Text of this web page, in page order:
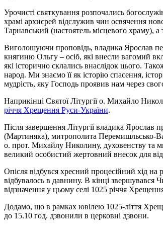
Урочисті святкування розпочались
храмі архиєрей відслужив чин освячення
Тарнавський (настоятель місцевого храму),
Виголошуючи проповідь, владика Ярослав
княгиню Ольгу – осіб, які внесли вагомий
які історично склались внаслідок цього.
народ. Ми знаємо її як історію спасення,
мудрість, яку Господь проявив нам через
Наприкінці Святої Літургії о. Михайло
річчя Хрещення Руси-України.
Після завершення Літургії владика Ярослав
(Мартиняка), митрополита Перемишльсько-
о. прот. Михайлу Николину, духовенству та
великий особистий жертовний внесок для
Опісля відбувся хресний процесійний хід на
відбувалось в давнину. В кінці звершувався
відзначення у цьому селі 1025 річчя
Додамо, що в рамках ювілею 1025-ліття
до 15.10 год. дзвонили в церковні дзвони.